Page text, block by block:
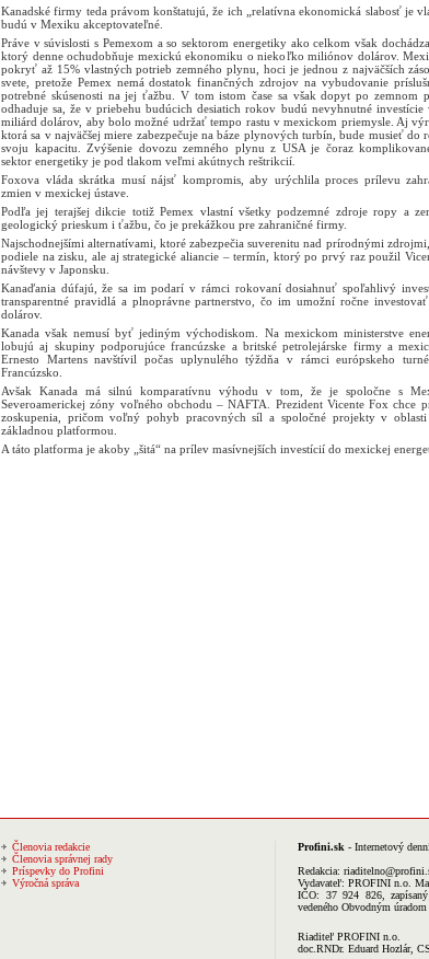
Kanadské firmy teda právom konštatujú, že ich „relatívna ekonomická slabosť je
budú v Mexiku akceptovateľné.
Práve v súvislosti s Pemexom a so sektorom energetiky ako celkom však
ktorý denne ochudobňuje mexickú ekonomiku o niekoľko miliónov dolárov.
pokryť až 15% vlastných potrieb zemného plynu, hoci je jednou z najväčších
svete, pretože Pemex nemá dostatok finančných zdrojov na vybudovanie
potrebné skúsenosti na jej ťažbu. V tom istom čase sa však dopyt po zemnom
odhaduje sa, že v priebehu budúcich desiatich rokov budú nevyhnutné
miliárd dolárov, aby bolo možné udržať tempo rastu v mexickom priemysle. Aj
ktorá sa v najväčšej miere zabezpečuje na báze plynových turbín, bude musieť
svoju kapacitu. Zvýšenie dovozu zemného plynu z USA je čoraz
sektor energetiky je pod tlakom veľmi akútnych reštrikcií.
Foxova vláda skrátka musí nájsť kompromis, aby urýchlila proces prílevu
zmien v mexickej ústave.
Podľa jej terajšej dikcie totiž Pemex vlastní všetky podzemné zdroje ropy a
geologický prieskum i ťažbu, čo je prekážkou pre zahraničné firmy.
Najschodnejšími alternatívami, ktoré zabezpečia suverenitu nad prírodnými
podiele na zisku, ale aj strategické aliancie – termín, ktorý po prvý raz použil
návštevy v Japonsku.
Kanaďania dúfajú, že sa im podarí v rámci rokovaní dosiahnuť spoľahlivý
transparentné pravidlá a plnoprávne partnerstvo, čo im umožní ročne
dolárov.
Kanada však nemusí byť jediným východiskom. Na mexickom ministerstve
lobujú aj skupiny podporujúce francúzske a britské petrolejárske firmy a
Ernesto Martens navštívil počas uplynulého týždňa v rámci európskeho
Francúzsko.
Avšak Kanada má silnú komparatívnu výhodu v tom, že je spoločne s
Severoamerickej zóny voľného obchodu – NAFTA. Prezident Vicente Fox chce
zoskupenia, pričom voľný pohyb pracovných síl a spoločné projekty v
základnou platformou.
A táto platforma je akoby „šitá“ na prílev masívnejších investícií do mexickej
Členovia redakcie
Členovia správnej rady
Príspevky do Profini
Výročná správa
Profini.sk - Internetový
Redakcia:
Vydavateľ: PROFINI n.o.
IČO: 37 924 826, zapísaný
vedeného Obvodným
Riaditeľ PROFINI n.o.
doc.RNDr. Eduard Hozlár,